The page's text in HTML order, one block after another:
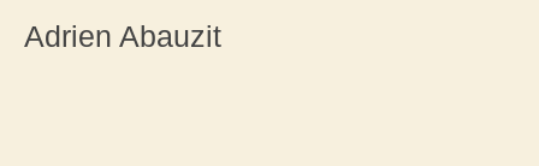
Adrien Abauzit